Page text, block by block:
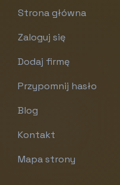
Strona główna
Zaloguj się
Dodaj firmę
Przypomnij hasło
Blog
Kontakt
Mapa strony